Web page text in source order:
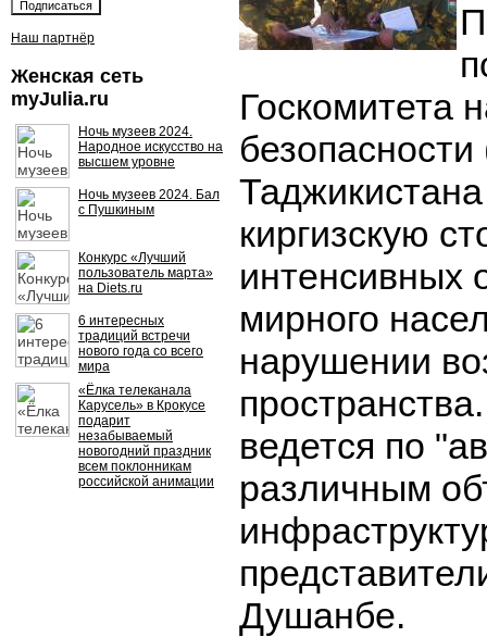
Наш партнёр
Женская сеть
myJulia.ru
Ночь музеев 2024.
Народное искусство на
высшем уровне
Ночь музеев 2024. Бал
с Пушкиным
Конкурс «Лучший
пользователь марта»
на Diets.ru
6 интересных
традиций встречи
нового года со всего
мира
«Ёлка телеканала
Карусель» в Крокусе
подарит
незабываемый
новогодний праздник
всем поклонникам
российской анимации
Госкомитета
киргизскую
интенсивных
мирного
нарушении
ведется по
различным
Душанбе.